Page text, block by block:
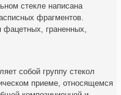
стекле написана
фрагментов.
фацетных, граненных,
собой группу стекол
приеме, относящемся